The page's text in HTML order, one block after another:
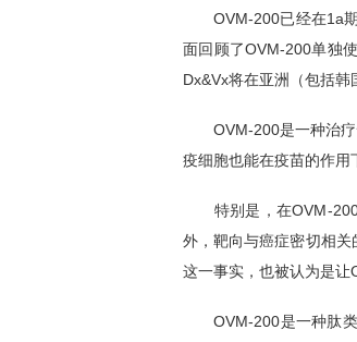
OVM-200已经在1a期
面回顾了OVM-200单独
Dx&Vx将在亚洲（包括韩
OVM-200是一种治
疫细胞也能在疫苗的作用
特别是，在OVM-200
外，靶向与癌症密切相
这一事实，也被认为是让
OVM-200是一种肽类